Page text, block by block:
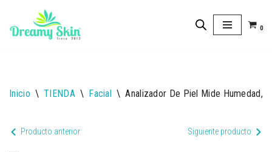
Saltar
0
Inicio \ TIENDA \ Facial \ Analizador De Piel Mide Humedad,
Producto anterior Siguiente producto